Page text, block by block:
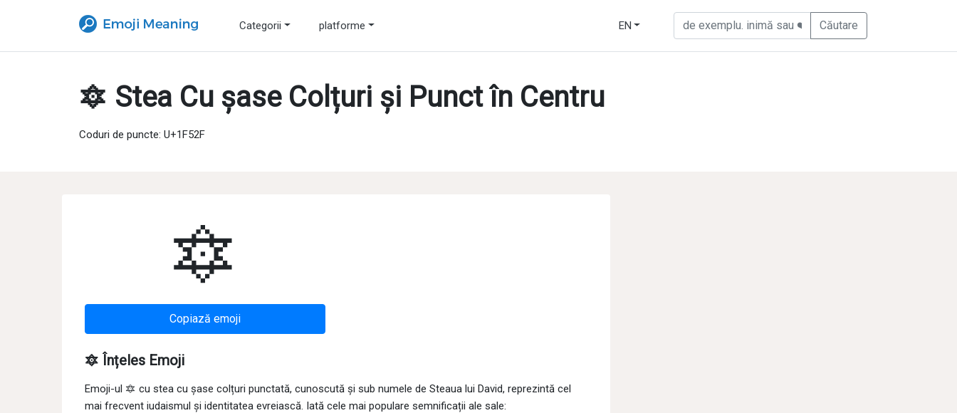
Categorii platforme EN
🔯 Stea Cu șase Colțuri și Punct în Centru
Coduri de puncte: U+1F52F
🔯
Copiază emoji
🔯 Înțeles Emoji
Emoji-ul 🔯 cu stea cu șase colțuri punctată, cunoscută și sub numele de Steaua lui David, reprezintă cel
mai frecvent iudaismul și identitatea evreiască. Iată cele mai populare semnificații ale sale: